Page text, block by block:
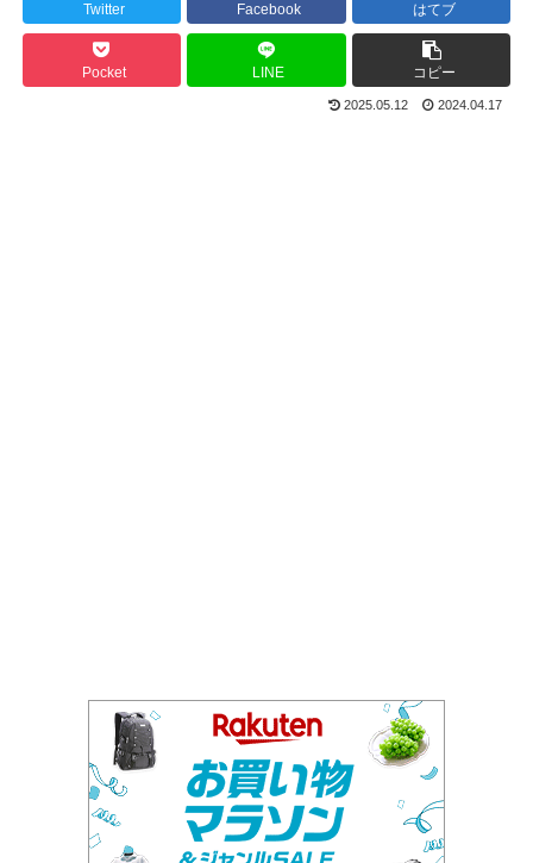
Twitter Facebook はてブ
Pocket LINE コピー
2025.05.12 2024.04.17